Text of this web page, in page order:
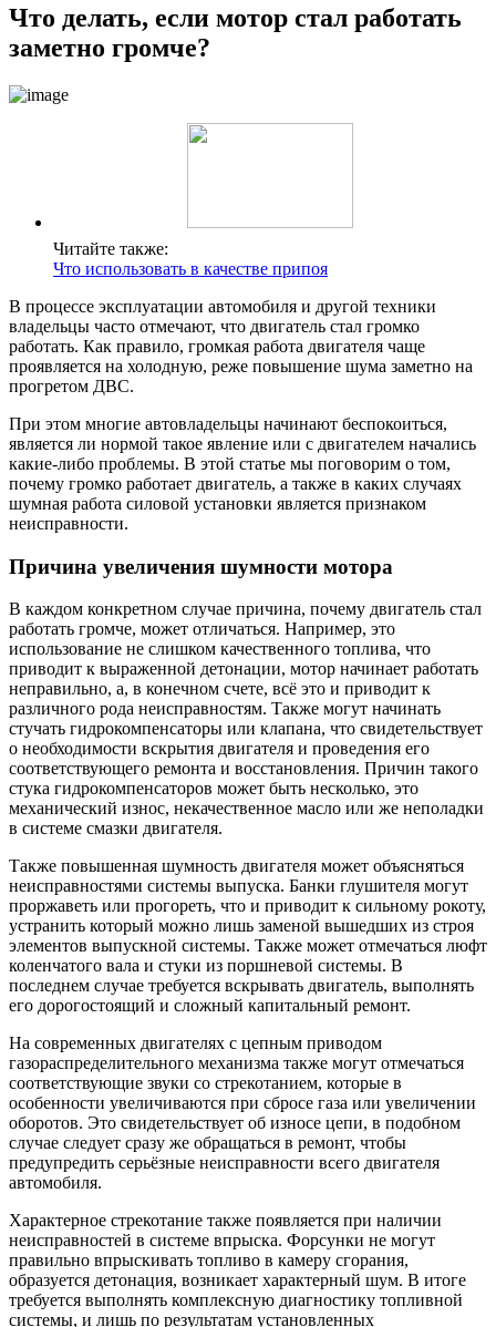
Что делать, если мотор стал работать
заметно громче?
Читайте также:
Что использовать в качестве припоя
В процессе эксплуатации автомобиля и другой техники
владельцы часто отмечают, что двигатель стал громко
работать. Как правило, громкая работа двигателя чаще
проявляется на холодную, реже повышение шума заметно на
прогретом ДВС.
При этом многие автовладельцы начинают беспокоиться,
является ли нормой такое явление или с двигателем начались
какие-либо проблемы. В этой статье мы поговорим о том,
почему громко работает двигатель, а также в каких случаях
шумная работа силовой установки является признаком
неисправности.
Причина увеличения шумности мотора
В каждом конкретном случае причина, почему двигатель стал
работать громче, может отличаться. Например, это
использование не слишком качественного топлива, что
приводит к выраженной детонации, мотор начинает работать
неправильно, а, в конечном счете, всё это и приводит к
различного рода неисправностям. Также могут начинать
стучать гидрокомпенсаторы или клапана, что свидетельствует
о необходимости вскрытия двигателя и проведения его
соответствующего ремонта и восстановления. Причин такого
стука гидрокомпенсаторов может быть несколько, это
механический износ, некачественное масло или же неполадки
в системе смазки двигателя.
Также повышенная шумность двигателя может объясняться
неисправностями системы выпуска. Банки глушителя могут
проржаветь или прогореть, что и приводит к сильному рокоту,
устранить который можно лишь заменой вышедших из строя
элементов выпускной системы. Также может отмечаться люфт
коленчатого вала и стуки из поршневой системы. В
последнем случае требуется вскрывать двигатель, выполнять
его дорогостоящий и сложный капитальный ремонт.
На современных двигателях с цепным приводом
газораспределительного механизма также могут отмечаться
соответствующие звуки со стрекотанием, которые в
особенности увеличиваются при сбросе газа или увеличении
оборотов. Это свидетельствует об износе цепи, в подобном
случае следует сразу же обращаться в ремонт, чтобы
предупредить серьёзные неисправности всего двигателя
автомобиля.
Характерное стрекотание также появляется при наличии
неисправностей в системе впрыска. Форсунки не могут
правильно впрыскивать топливо в камеру сгорания,
образуется детонация, возникает характерный шум. В итоге
требуется выполнять комплексную диагностику топливной
системы, и лишь по результатам установленных